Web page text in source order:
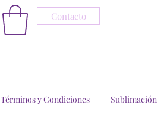
Contacto
Términos y Condiciones Sublimación